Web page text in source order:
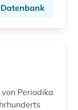
Periodika